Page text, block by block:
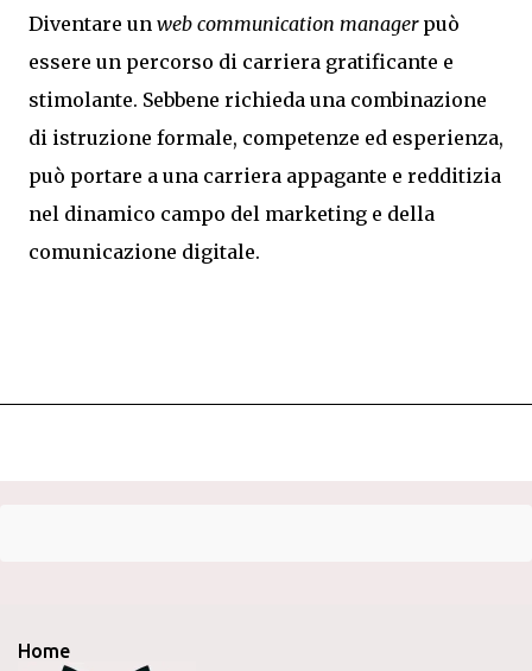
Diventare un web communication managerpuò
essere un percorso di carriera gratificante e
stimolante. Sebbene richieda una combinazione
di istruzione formale, competenze ed esperienza,
può portare a una carriera appagante e redditizia
nel dinamico campo del marketing e della
comunicazione digitale.
Home